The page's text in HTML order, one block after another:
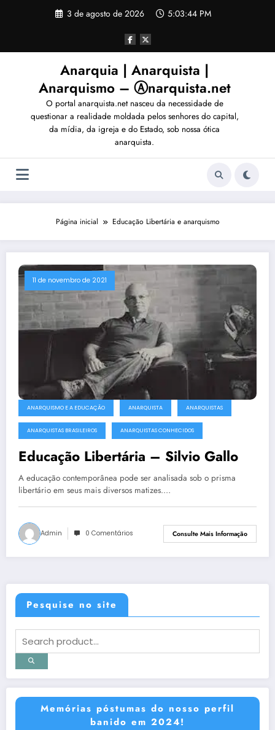
3 de agosto de 2026 5:03:47 PM
Anarquia | Anarquista |
Anarquismo – Ⓐnarquista.net
O portal anarquista.net nasceu da necessidade de
questionar a realidade moldada pelos senhores do capital,
da mídia, da igreja e do Estado, sob nossa ótica
anarquista.
Página inicial Educação Libertária e anarquismo
11 de novembro de 2021
ANARQUISMO E A EDUCAÇÃO ANARQUISTA ANARQUISTAS
ANARQUISTAS BRASILEIROS ANARQUISTAS CONHECIDOS
Educação Libertária – Silvio Gallo
A educação contemporânea pode ser analisada sob o prisma
libertário em seus mais diversos matizes.…
Admin 0 Comentários Consulte Mais Informação
Pesquise no site
Memórias póstumas do nosso perfil
banido em 2024!